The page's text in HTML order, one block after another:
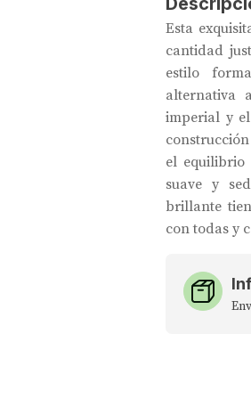
Esta
cantidad
estilo
alternativa
imperial y
el
suave y
brillante
con todas y